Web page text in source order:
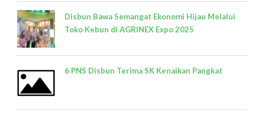
Disbun Bawa Semangat Ekonomi Hijau Melalui
Toko Kebun di AGRINEX Expo 2025
6 PNS Disbun Terima SK Kenaikan Pangkat